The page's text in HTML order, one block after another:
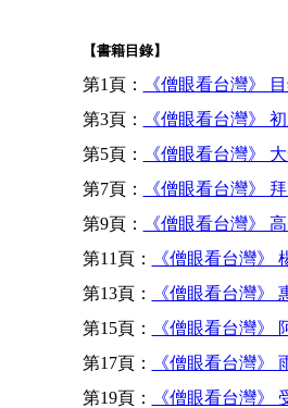
【書籍目錄】
第1頁： 《僧眼看台灣》
第3頁：
《僧眼看台灣》
第5頁：
《僧眼看台灣》
第7頁：
《僧眼看台灣》
第9頁：
《僧眼看台灣》
第11頁：
《僧眼看台灣》
第13頁：
《僧眼看台灣》
第15頁：
《僧眼看台灣》
第17頁：
《僧眼看台灣》
第19頁：
《僧眼看台灣》